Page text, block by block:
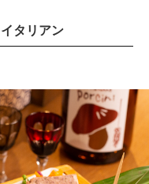
タリアン